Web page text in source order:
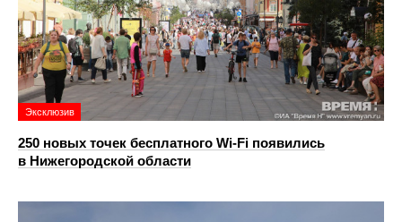
Эксклюзив
250 новых точек бесплатного Wi-Fi появились
в Нижегородской области